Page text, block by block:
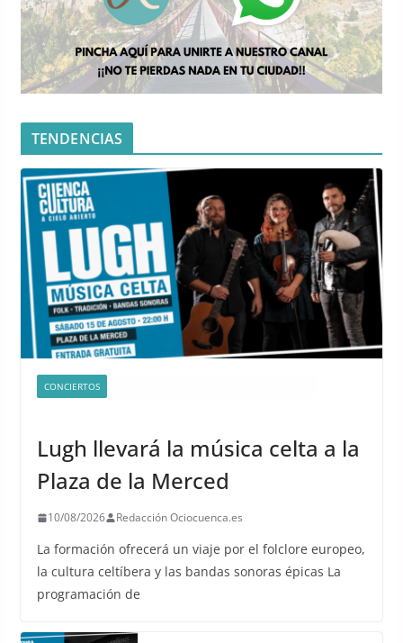
TENDENCIAS
CONCIERTOS
Lugh llevará la música celta a la
Plaza de la Merced
10/08/2026 Redacción Ociocuenca.es
La formación ofrecerá un viaje por el folclore europeo,
la cultura celtíbera y las bandas sonoras épicas La
programación de